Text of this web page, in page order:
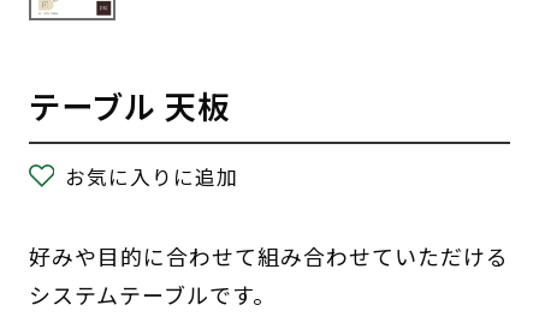
テーブル 天板
お気に入りに追加
好みや目的に合わせて組み合わせていただける
システムテーブルです。